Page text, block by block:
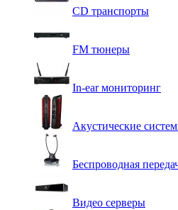
CD транспорты
FM тюнеры
In-ear мониторинг
Акустические
Беспроводная
Видео серверы